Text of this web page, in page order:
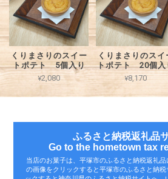
くりまさりのスイー
トポテト 5個入り
¥2,080
くりまさりのスイ
トポテト 20個入
¥8,170
ふるさと納税返礼品
Go to the hometown tax
当店のお菓子は、平塚市のふるさと納税返礼
の画像をクリックすると平塚市のふるさと納税